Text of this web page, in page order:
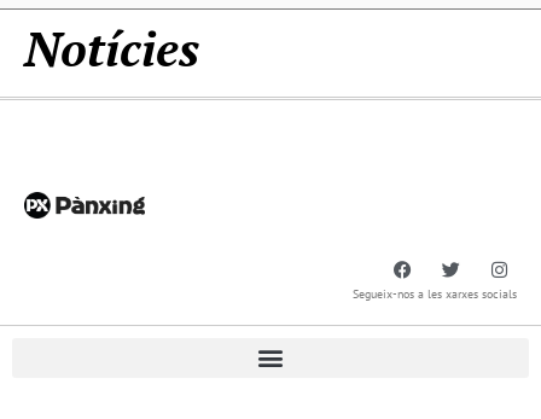
Notícies
Segueix-nos a les xarxes socials